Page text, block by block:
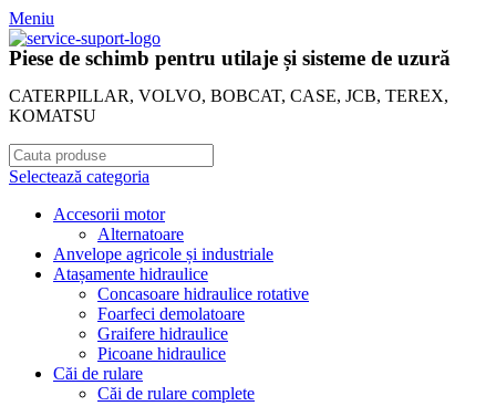
Meniu
Piese de schimb pentru utilaje și sisteme de uzură
CATERPILLAR, VOLVO, BOBCAT, CASE, JCB, TEREX,
KOMATSU
Selectează categoria
Accesorii motor
Alternatoare
Anvelope agricole și industriale
Atașamente hidraulice
Concasoare hidraulice rotative
Foarfeci demolatoare
Graifere hidraulice
Picoane hidraulice
Căi de rulare
Căi de rulare complete